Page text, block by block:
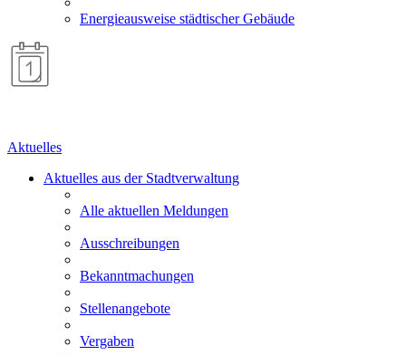
Energieausweise städtischer Gebäude
Aktuelles
Aktuelles aus der Stadtverwaltung
Alle aktuellen Meldungen
Ausschreibungen
Bekanntmachungen
Stellenangebote
Vergaben